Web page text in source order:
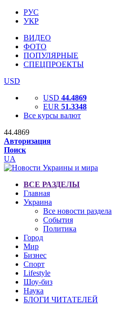
РУС
УКР
ВИДЕО
ФОТО
ПОПУЛЯРНЫЕ
СПЕЦПРОЕКТЫ
USD
USD 44.4869
EUR 51.3348
Все курсы валют
44.4869
Авторизация
Поиск
UA
ВСЕ РАЗДЕЛЫ
Главная
Украина
Все новости раздела
События
Политика
Город
Мир
Бизнес
Спорт
Lifestyle
Шоу-биз
Наука
БЛОГИ ЧИТАТЕЛЕЙ